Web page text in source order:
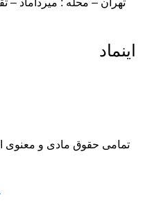
اینماد
تمامی حقوق مادی و معنوی